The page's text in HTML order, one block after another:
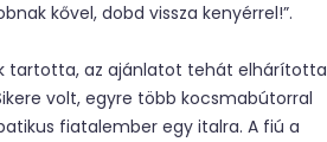
kővel, dobd vissza kenyérrel!”.
tartotta, az ajánlatot tehát
volt, egyre több kocsmabútorral
fiatalember egy italra. A fiú a